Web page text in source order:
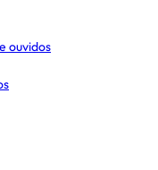
ouvidos